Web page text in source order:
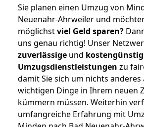
Sie planen einen Umzug von
Neuenahr-Ahrweiler und
möglichstviel Geld sparen?
uns genau richtig! Unser
zuverlässige und
Umzugsdienstleistungen zu
damit Sie sich um nichts anderes
wichtigen Dinge in Ihrem neuen
kümmern müssen. Weiterhin
umfangreiche Erfahrung mit